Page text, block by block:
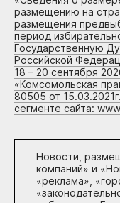
размещению на
размещения
период
Государственную
Российской
18 – 20 сентября
«Комсомольская
80505 от
сегменте сайта:
Новости,
компаний» и «
«реклама»,